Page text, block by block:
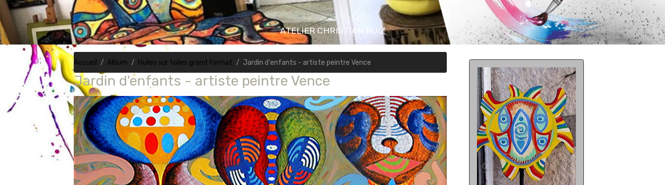
ATELIER CHRISTIAN RUIZ
Accueil Album Huiles sur toiles grand format Jardin d'enfants - artiste peintre Vence
Jardin d'enfants - artiste peintre Vence